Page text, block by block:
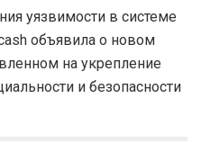
уязвимости в системе
объявила о новом
на укрепление
и безопасности